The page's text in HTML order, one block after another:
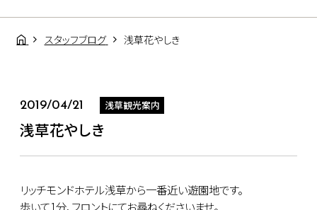
スタッフブログ 浅草花やしき
2019/04/21 浅草観光案内
浅草花やしき
リッチモンドホテル浅草から一番近い遊園地です。
歩いて1分、フロントにてお尋ねくださいませ。